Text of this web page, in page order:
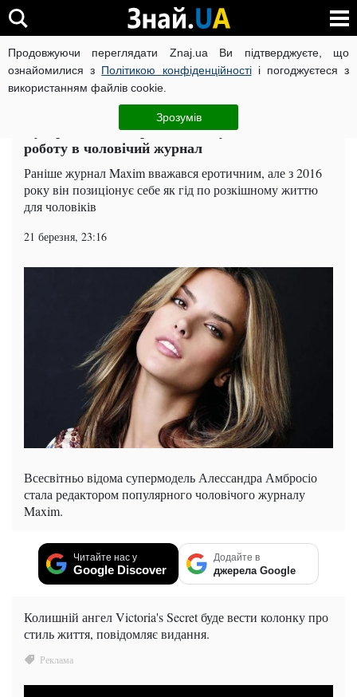
Продовжуючи переглядати Znaj.ua Ви підтверджуєте, що
ознайомилися з Політикою конфіденційностіі погоджуєтеся з
використанням файлів cookie.
Зрозумів
ВІЙНА РОСІЇ ПРОТИ УКРАЇНИ КОРОНАВІРУС В УКРАЇНІ
Шоу-бізнес ЧИТАТЬ НА РУССКОМ
Супермодель Амбросіо влаштувалася на
роботу в чоловічий журнал
Раніше журнал Maxim вважався еротичним, але з 2016
року він позиціонує себе як гід по розкішному життю
для чоловіків
21 березня, 23:16
Всесвітньо відома супермодель Алессандра Амбросіо
стала редактором популярного чоловічого журналу
Maxim.
Читайте нас у
Google Discover
Додайте в
джерела Google
Колишній ангел Victoria's Secret буде вести колонку про
стиль життя, повідомляє видання.